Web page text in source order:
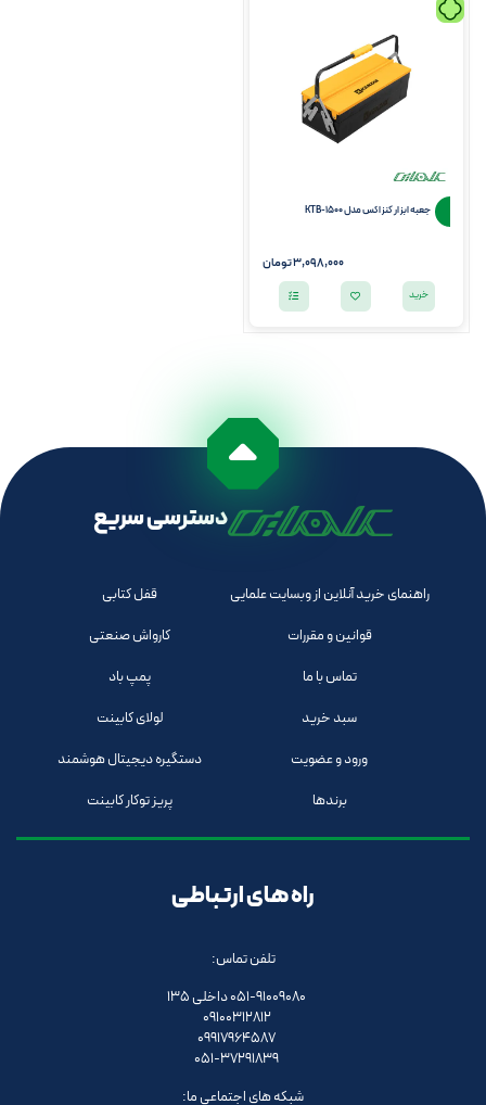
جعبه ابزار کنزاکس مدل KTB-1500
3,098,000 تومان
خرید
دسترسی سریع
راهنمای خرید آنلاین از وبسایت علمایی
قوانین و مقررات
تماس با ما
سبد خرید
ورود و عضویت
برندها
قفل کتابی
کارواش صنعتی
پمپ باد
لولای کابینت
دستگیره دیجیتال هوشمند
پریز توکار کابینت
راه های ارتباطی
تلفن تماس:
051-91009080 داخلی 135
09100312812
09917964587
051-37291839
شبکه های اجتماعی ما: